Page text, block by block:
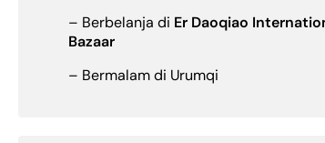
– Berbelanja di Er Daoqiao
Bazaar
– Bermalam di Urumqi